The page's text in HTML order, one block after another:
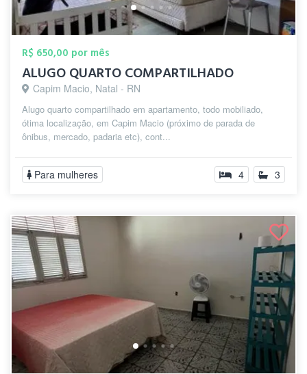
R$ 650,00 por mês
ALUGO QUARTO COMPARTILHADO
Capim Macio, Natal - RN
Alugo quarto compartilhado em apartamento, todo mobiliado,
ótima localização, em Capim Macio (próximo de parada de
ônibus, mercado, padaria etc), cont...
Para mulheres 4 3